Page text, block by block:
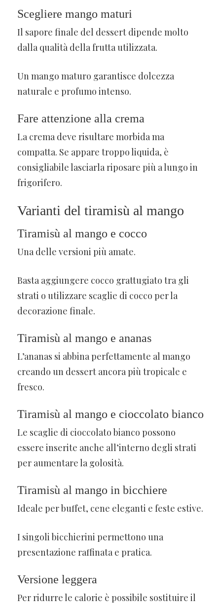
Scegliere mango maturi
Il sapore finale del dessert dipende molto
dalla qualità della frutta utilizzata.
Un mango maturo garantisce dolcezza
naturale e profumo intenso.
Fare attenzione alla crema
La crema deve risultare morbida ma
compatta. Se appare troppo liquida, è
consigliabile lasciarla riposare più a lungo in
frigorifero.
Varianti del tiramisù al mango
Tiramisù al mango e cocco
Una delle versioni più amate.
Basta aggiungere cocco grattugiato tra gli
strati o utilizzare scaglie di cocco per la
decorazione finale.
Tiramisù al mango e ananas
L’ananas si abbina perfettamente al mango
creando un dessert ancora più tropicale e
fresco.
Tiramisù al mango e cioccolato bianco
Le scaglie di cioccolato bianco possono
essere inserite anche all’interno degli strati
per aumentare la golosità.
Tiramisù al mango in bicchiere
Ideale per buffet, cene eleganti e feste estive.
I singoli bicchierini permettono una
presentazione raffinata e pratica.
Versione leggera
Per ridurre le calorie è possibile sostituire il